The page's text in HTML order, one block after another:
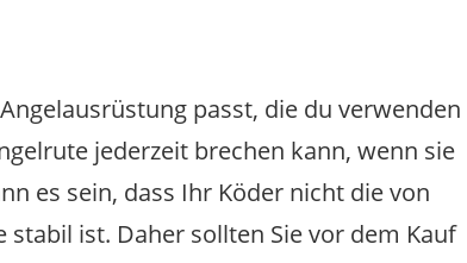
passt, die du verwenden
jederzeit brechen kann, wenn sie
es sein, dass Ihr Köder nicht die von
ist. Daher sollten Sie vor dem Kauf